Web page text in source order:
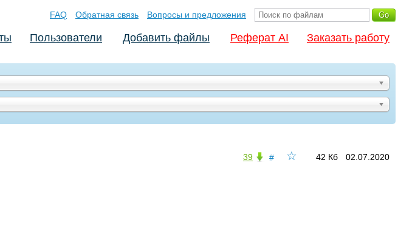
FAQ Обратная связь Вопросы и предложения
Пользователи Добавить файлы Реферат AI Заказать работу
☆
# 02.07.2020
42 Кб
39